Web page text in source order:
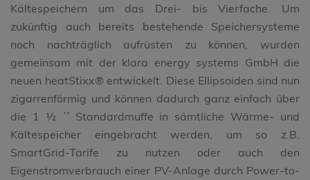
Kältespeichern um das Drei- bis Vierfache. Um
zukünftig auch bereits bestehende Speichersysteme
noch nachträglich aufrüsten zu können, wurden
gemeinsam mit der klara energy systems GmbH die
neuen heatStixx® entwickelt. Diese Ellipsoiden sind nun
zigarrenförmig und können dadurch ganz einfach über
die 1 ½ ´´ Standardmuffe in sämtliche Wärme- und
Kältespeicher eingebracht werden, um so z.B.
SmartGrid-Tarife zu nutzen oder auch den
Eigenstromverbrauch einer PV-Anlage durch Power-to-